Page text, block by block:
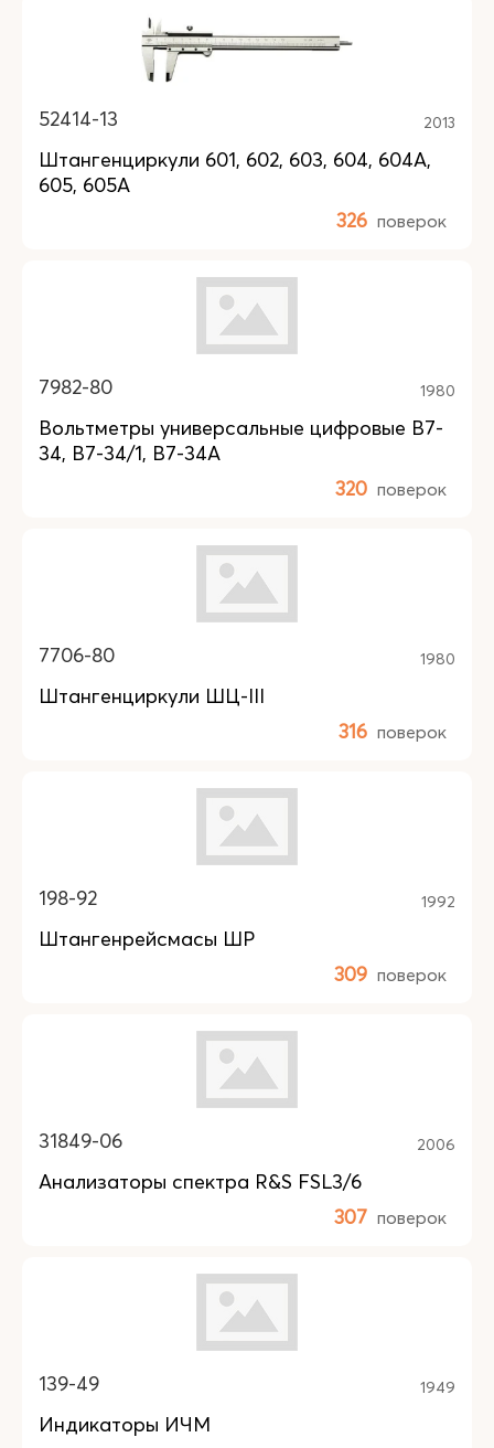
52414-13 2013
Штангенциркули 601, 602, 603, 604, 604А,
605, 605А
326 поверок
7982-80 1980
Вольтметры универсальные цифровые В7-
34, В7-34/1, В7-34А
320 поверок
7706-80 1980
Штангенциркули ШЦ-III
316 поверок
198-92 1992
Штангенрейсмасы ШР
309 поверок
31849-06 2006
Анализаторы спектра R&S FSL3/6
307 поверок
139-49 1949
Индикаторы ИЧМ